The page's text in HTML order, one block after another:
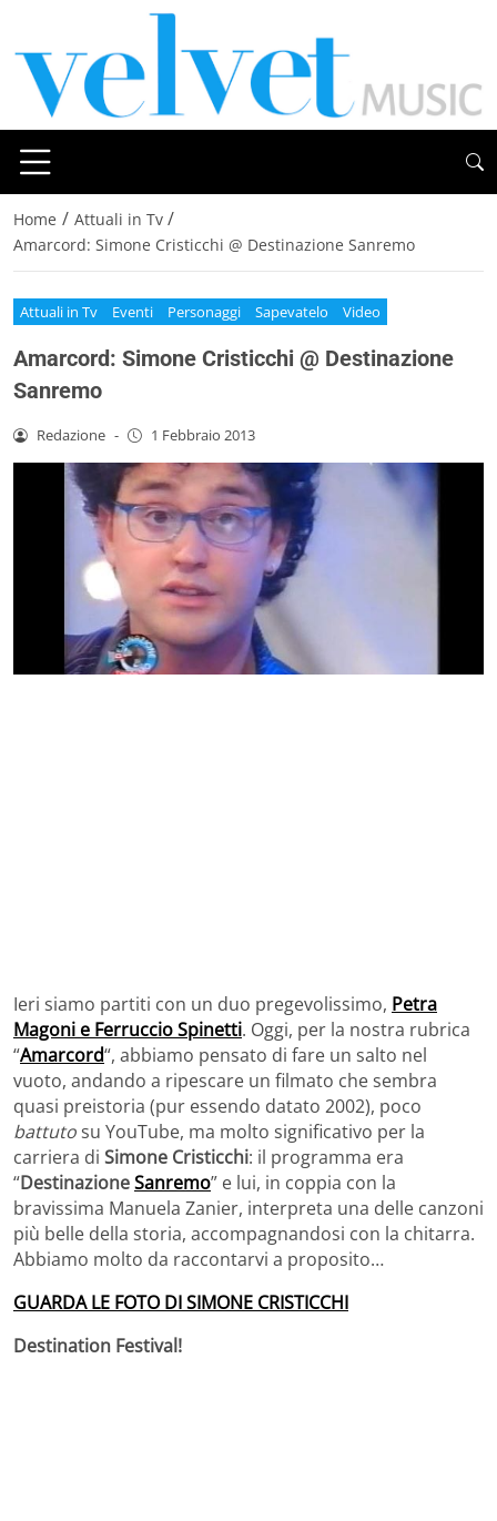
Home / Attuali in Tv /
Amarcord: Simone Cristicchi @ Destinazione Sanremo
Attuali in Tv Eventi Personaggi Sapevatelo Video
Amarcord: Simone Cristicchi @ Destinazione
Sanremo
Redazione - 1 Febbraio 2013
Ieri siamo partiti con un duo pregevolissimo, Petra
Magoni e Ferruccio Spinetti. Oggi, per la nostra rubrica
“Amarcord“, abbiamo pensato di fare un salto nel
vuoto, andando a ripescare un filmato che sembra
quasi preistoria (pur essendo datato 2002), poco
battutosu YouTube, ma molto significativo per la
carriera di Simone Cristicchi: il programma era
“DestinazioneSanremo” e lui, in coppia con la
bravissima Manuela Zanier, interpreta una delle canzoni
più belle della storia, accompagnandosi con la chitarra.
Abbiamo molto da raccontarvi a proposito…
GUARDA LE FOTO DI SIMONE CRISTICCHI
Destination Festival!